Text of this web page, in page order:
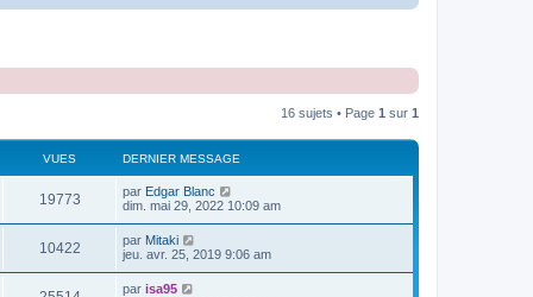
16 sujets • Page 1 sur 1
VUES DERNIER MESSAGE
19773V
u
s
D
e
i
e
r
m
par Edgar Blanc
dim. mai 29, 2022 10:09 am
10422V
u
D
e
par Mitaki
jeu. avr. 25, 2019 9:06 am
D
par isa95